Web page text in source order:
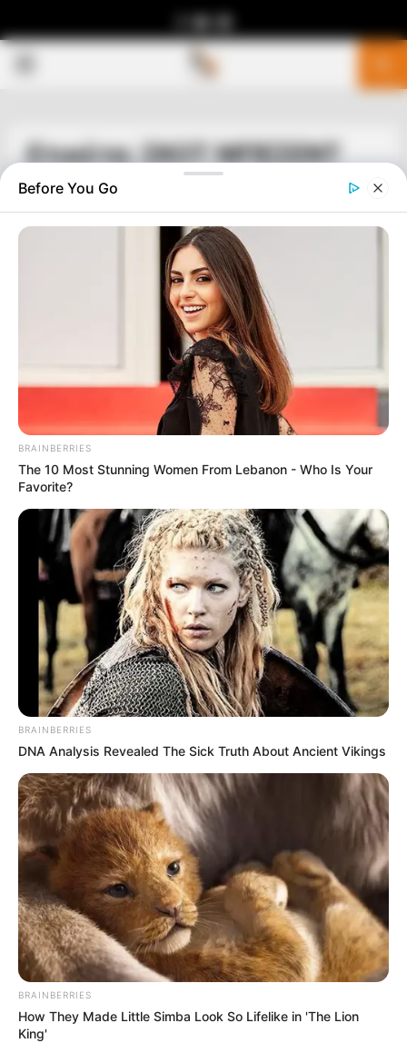
Ετικέτα: ΣΚΟΤ ΜΠΕΣΕΝΤ
ΔΙΕΘΝΗ ΣΗΜΑΝΤΙΚΕΣ ΕΙΔΗΣΕΙΣ
ΠΑΝΙΚΟΣ ΣΤΗΝ ΟΥΑΣΙΝΓΚΤΟΝ
πλέον την IRS(εφορία των ΗΠΑ) μετά την απόλυση του
Μπίλι Λονγκ από τον Πρόεδρο Τραμπ. Έξι επικεφαλής της
IRS σε...
ΚΟΙΝΩΝΙΚΑ ΔΙΚΤΥΑ
FACEBOOK ΑΡΈΣΕΙ
YOUTUBE ΕΓΓΡΑΦΕΊΤΕ
EMAIL ΑΚΟΛΟΥΘΉΣΤΕ
Before You Go
BRAINBERRIES
The 10 Most Stunning Women From Lebanon - Who Is Your
Favorite?
BRAINBERRIES
DNA Analysis Revealed The Sick Truth About Ancient Vikings
BRAINBERRIES
How They Made Little Simba Look So Lifelike in 'The Lion
King'